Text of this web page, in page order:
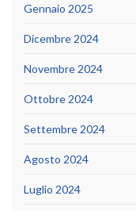
Gennaio 2025
Dicembre 2024
Novembre 2024
Ottobre 2024
Settembre 2024
Agosto 2024
Luglio 2024